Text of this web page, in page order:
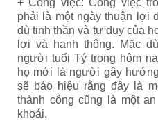
+ Công việc: Công việc
phải là một ngày thuận lợi
dù tinh thần và tư duy của
lợi và hanh thông. Mặc
người tuổi Tý trong hôm
họ mới là người gây
sẽ báo hiệu rằng đây là
thành công cũng là một
khoái.